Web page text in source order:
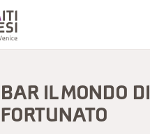
BAR IL MONDO DI
FORTUNATO